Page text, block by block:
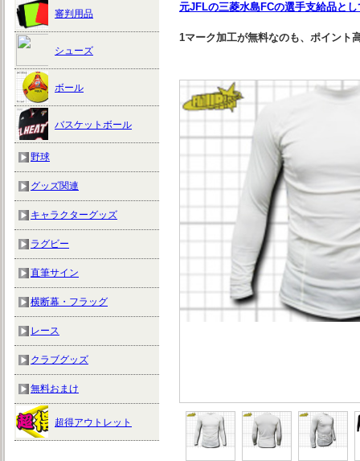
元JFLの三菱水島FCの選手支給品と
1マーク加工が無料なのも、ポイント
審判用品
シューズ
ボール
バスケットボール
野球
グッズ関連
キャラクターグッズ
ラグビー
直筆サイン
横断幕・フラッグ
レース
クラブグッズ
無料おまけ
超得アウトレット